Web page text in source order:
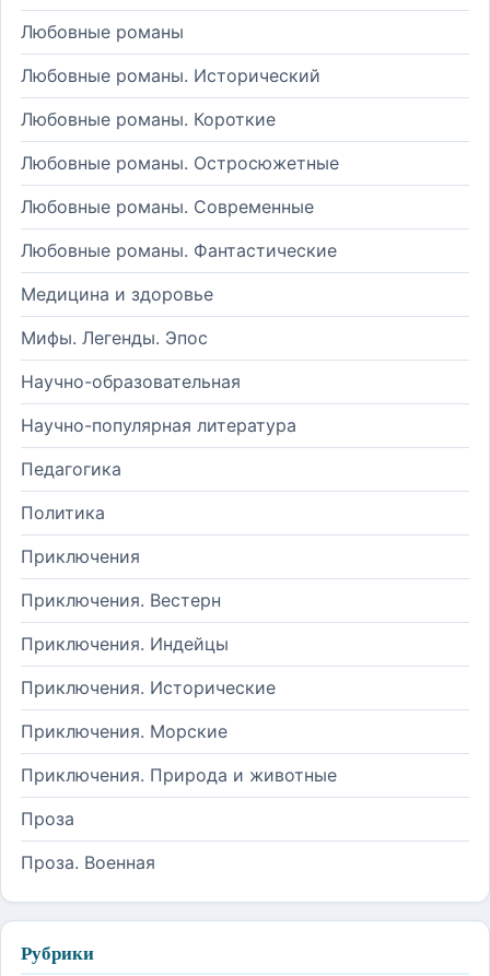
Любовные романы
Любовные романы. Исторический
Любовные романы. Короткие
Любовные романы. Остросюжетные
Любовные романы. Современные
Любовные романы. Фантастические
Медицина и здоровье
Мифы. Легенды. Эпос
Научно-образовательная
Научно-популярная литература
Педагогика
Политика
Приключения
Приключения. Вестерн
Приключения. Индейцы
Приключения. Исторические
Приключения. Морские
Приключения. Природа и животные
Проза
Проза. Военная
Рубрики